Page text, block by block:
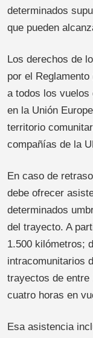
determinados
que pueden
Los derechos de
por el
a todos los vuelos
en la Unión
territorio
compañías de la
En caso de
debe ofrecer
determinados
del trayecto. A
1.500 kilómetros;
intracomunitarios
trayectos de entre
cuatro horas en
Esa asistencia